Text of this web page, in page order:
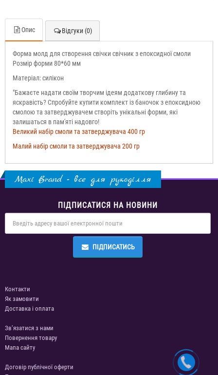
Опис Відгуки (0)
Форма молд для створення свічки свічник з епоксидної смоли
Розмір форми 80*60 мм
Матеріал: силікон
"Бажаєте надати своїм творчим ідеям додаткову глибину та
яскравість? Спробуйте купити комплект із баночок з епоксидною
смолою та затверджувачем створіть унікальні форми, які
залишаться в пам'яті надовго!
Великий набір смоли та затверджувача 400 гр
Малий набір смоли та затверджувача 200 гр
Maxi Brand - все для рукоділля
ПІДПИСАТИСЯ НА НОВИНИ
ПІДПИСАТИСЬ
Контакти
Як замовити
Доставка і оплата
Зв’язатися з нами
Повернення товару
Мапа сайту
Договір публічної оферти